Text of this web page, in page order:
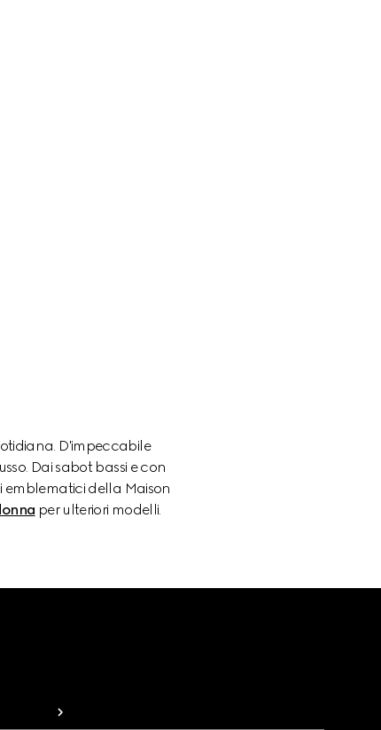
D'impeccabile
Dai sabot bassi e con
della Maison
per ulteriori modelli.